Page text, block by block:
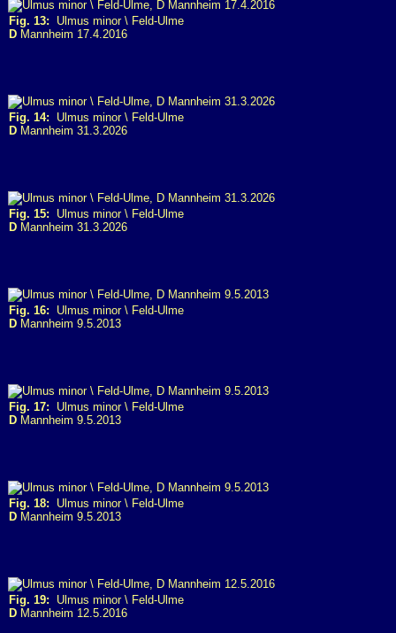
Fig. 13: Ulmus minor \ Feld-Ulme
D Mannheim 17.4.2016
Fig. 14: Ulmus minor \ Feld-Ulme
D Mannheim 31.3.2026
Fig. 15: Ulmus minor \ Feld-Ulme
D Mannheim 31.3.2026
Fig. 16: Ulmus minor \ Feld-Ulme
D Mannheim 9.5.2013
Fig. 17: Ulmus minor \ Feld-Ulme
D Mannheim 9.5.2013
Fig. 18: Ulmus minor \ Feld-Ulme
D Mannheim 9.5.2013
Fig. 19: Ulmus minor \ Feld-Ulme
D Mannheim 12.5.2016